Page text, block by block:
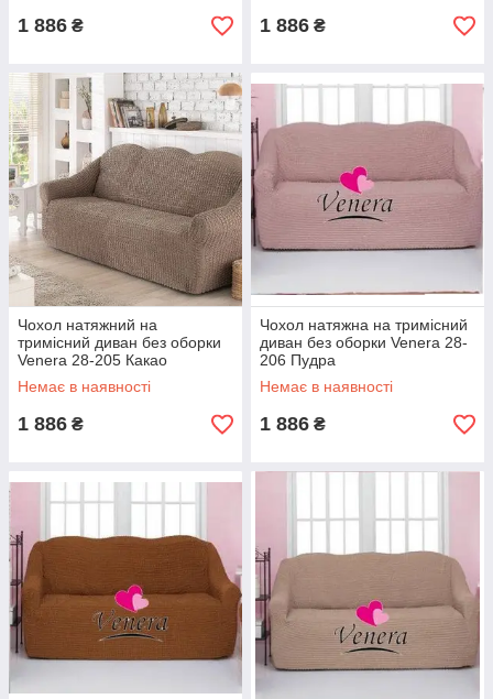
1 886 ₴ 1 886 ₴
Чохол натяжний на
тримісний диван без оборки
Venera 28-205 Какао
Немає в наявності
1 886 ₴
Чохол натяжна на тримісний
диван без оборки Venera 28-
206 Пудра
Немає в наявності
1 886 ₴